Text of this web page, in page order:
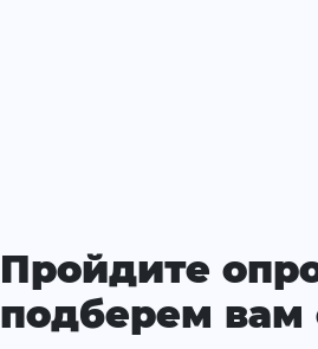
Пройдите
подберем вам